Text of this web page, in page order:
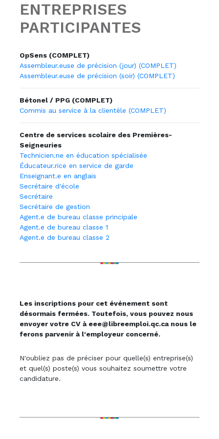
ENTREPRISES
PARTICIPANTES
OpSens (COMPLET)
Assembleur.euse de précision (jour) (COMPLET)
Assembleur.euse de précision (soir) (COMPLET)
Bétonel / PPG (COMPLET)
Commis au service à la clientèle (COMPLET)
Centre de services scolaire des Premières-
Seigneuries
Technicien.ne en éducation spécialisée
Éducateur.rice en service de garde
Enseignant.e en anglais
Secrétaire d'école
Secrétaire
Secrétaire de gestion
Agent.e de bureau classe principale
Agent.e de bureau classe 1
Agent.e de bureau classe 2
Les inscriptions pour cet événement sont
désormais fermées. Toutefois, vous pouvez nous
envoyer votre CV à eee@libreemploi.qc.ca nous le
ferons parvenir à l'employeur concerné.
N'oubliez pas de préciser pour quelle(s) entreprise(s)
et quel(s) poste(s) vous souhaitez soumettre votre
candidature.